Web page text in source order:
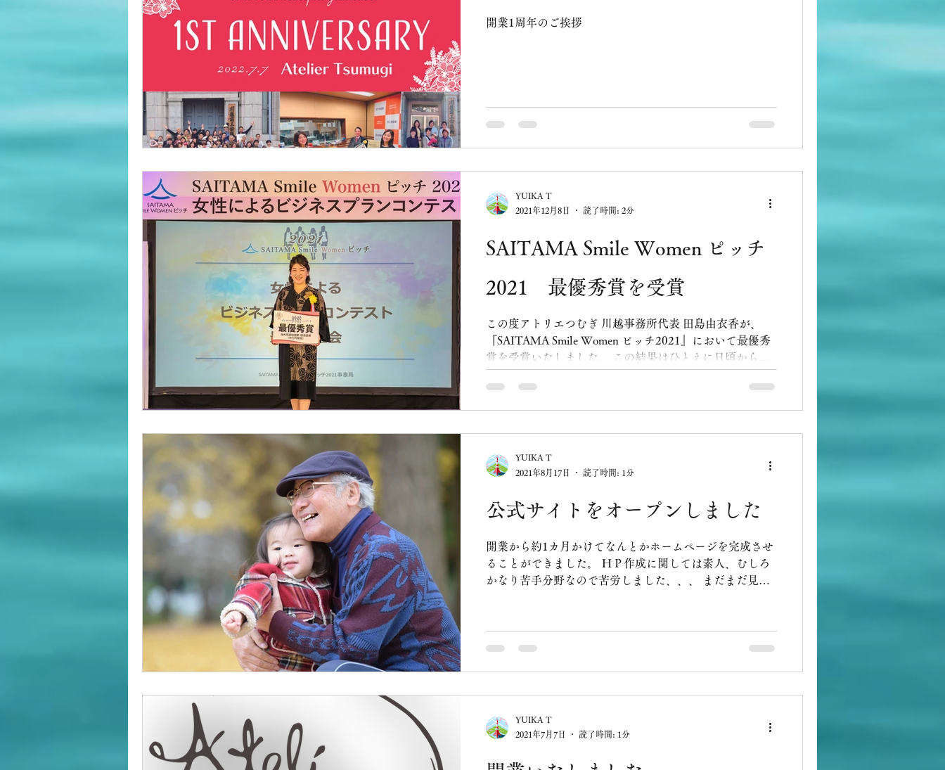
開業1周年のご挨拶
SAITAMA Smile Women ピッチ
2021 最優秀賞を受賞
この度アトリエつむぎ 川越事務所代表 田島由衣香が、
『SAITAMA Smile Women ピッチ2021』において最優秀
賞を受賞いたしました。 この結果はひとえに日頃から応
ってくださる皆さま、出会ってくださった方々のおか...
YUIKA T
2021年12月8日
読了時間: 2分
公式サイトをオープンしました
開業から約1カ月かけてなんとかホームページを完成させ
ることができました。 ＨＰ作成に関しては素人、むしろ
かなり苦手分野なので苦労しました、、、 まだまだ見辛
YUIKA T
2021年8月17日
読了時間: 1分
YUIKA T
2021年7月7日
読了時間: 1分